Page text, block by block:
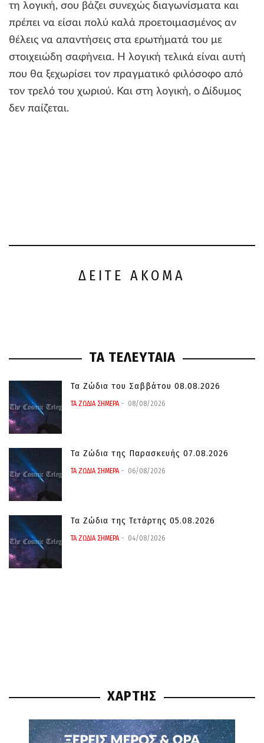
τη λογική, σου βάζει συνεχώς διαγωνίσματα και
πρέπει να είσαι πολύ καλά προετοιμασμένος αν
θέλεις να απαντήσεις στα ερωτήματά του με
στοιχειώδη σαφήνεια. Η λογική τελικά είναι αυτή
που θα ξεχωρίσει τον πραγματικό φιλόσοφο από
τον τρελό του χωριού. Και στη λογική, ο Δίδυμος
δεν παίζεται.
ΔΕΙΤΕ ΑΚΟΜΑ
ΤΑ ΤΕΛΕΥΤΑΙΑ
Τα Ζώδια του Σαββάτου 08.08.2026
ΤΑ ΖΩΔΙΑ ΣΗΜΕΡΑ 08/08/2026
Τα Ζώδια της Παρασκευής 07.08.2026
ΤΑ ΖΩΔΙΑ ΣΗΜΕΡΑ 06/08/2026
Τα Ζώδια της Τετάρτης 05.08.2026
ΤΑ ΖΩΔΙΑ ΣΗΜΕΡΑ 04/08/2026
ΧΑΡΤΗΣ